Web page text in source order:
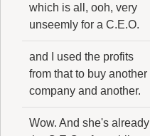
which is all, ooh, very
unseemly for a C.E.O.
and I used the profits
from that to buy another
company and another.
Wow. And she's already